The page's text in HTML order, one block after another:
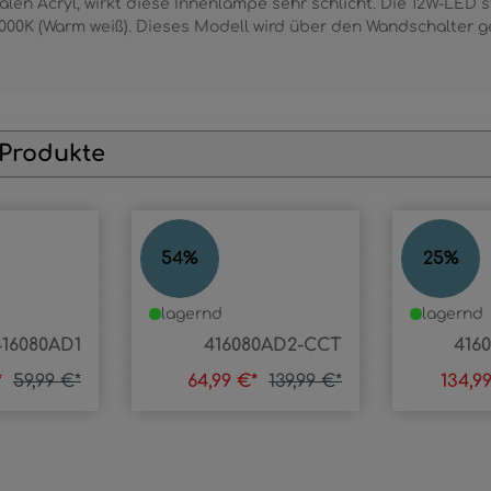
Acryl, wirkt diese Innenlampe sehr schlicht. Die 12W-LED
(Warm weiß). Dieses Modell wird über den Wandschalter
59,99 €*
54%
DORO
416080AD2-CCT
lagernd
64,99 €* 139,99 €*
25%
DORO
lagernd